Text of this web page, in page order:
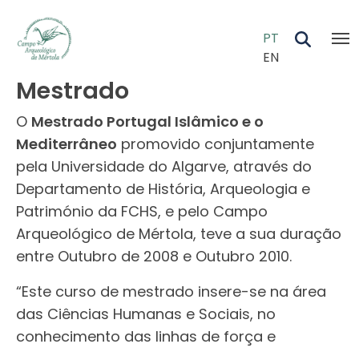
PT
EN
Mestrado
O Mestrado Portugal Islâmico e o
Mediterrâneo promovido conjuntamente
pela Universidade do Algarve, através do
Departamento de História, Arqueologia e
Património da FCHS, e pelo Campo
Arqueológico de Mértola, teve a sua duração
entre Outubro de 2008 e Outubro 2010.
“Este curso de mestrado insere-se na área
das Ciências Humanas e Sociais, no
conhecimento das linhas de força e